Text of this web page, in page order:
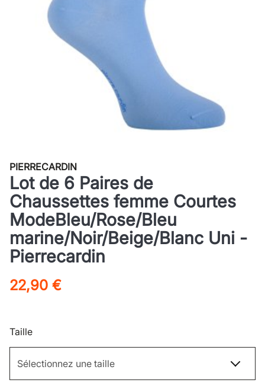
PIERRECARDIN
Lot de 6 Paires de
Chaussettes femme Courtes
ModeBleu/Rose/Bleu
marine/Noir/Beige/Blanc Uni -
Pierrecardin
22,90 €
Taille